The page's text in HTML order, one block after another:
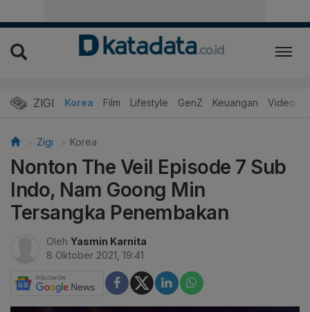
ZIGI
Hits Korea Film Lifestyle GenZ Keuangan Video
Zigi Korea
Nonton The Veil Episode 7 Sub
Indo, Nam Goong Min
Tersangka Penembakan
Oleh Yasmin Karnita
8 Oktober 2021, 19:41